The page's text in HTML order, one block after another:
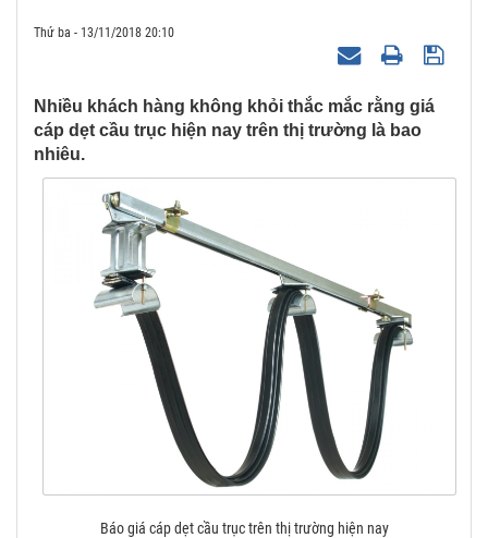
Thứ ba - 13/11/2018 20:10
Nhiều khách hàng không khỏi thắc mắc rằng giá
cáp dẹt cầu trục hiện nay trên thị trường là bao
nhiêu.
Báo giá cáp dẹt cầu trục trên thị trường hiện nay